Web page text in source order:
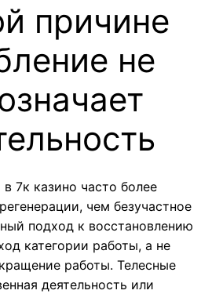
причине
не
7к казино часто более
чем безучастное
подход к восстановлению
категории работы, а не
работы. Телесные
деятельность или